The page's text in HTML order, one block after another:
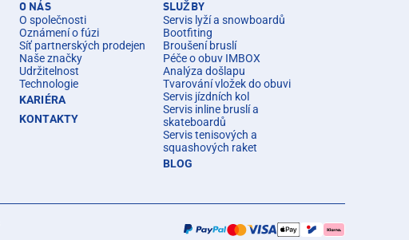
O NÁS
O společnosti
Oznámení o fúzi
Síť partnerských prodejen
Naše značky
Udržitelnost
Technologie
KARIÉRA
KONTAKTY
SLUŽBY
Servis lyží a snowboardů
Bootfiting
Broušení bruslí
Péče o obuv IMBOX
Analýza došlapu
Tvarování vložek do obuvi
Servis jízdních kol
Servis inline bruslí a
skateboardů
Servis tenisových a
squashových raket
BLOG